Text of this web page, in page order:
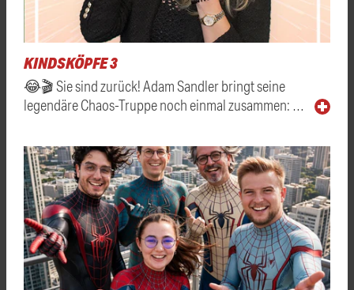
KINDSKÖPFE 3
😂🎬 Sie sind zurück! Adam Sandler bringt seine
legendäre Chaos-Truppe noch einmal zusammen: …